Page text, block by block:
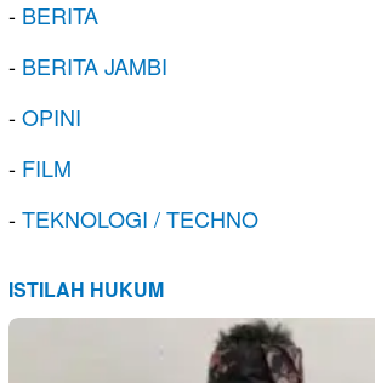
- BERITA
- BERITA JAMBI
-OPINI
- FILM
-TEKNOLOGI / TECHNO
ISTILAH HUKUM